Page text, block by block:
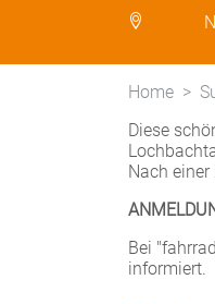
Home
Diese
Nach
Bei
informiert.